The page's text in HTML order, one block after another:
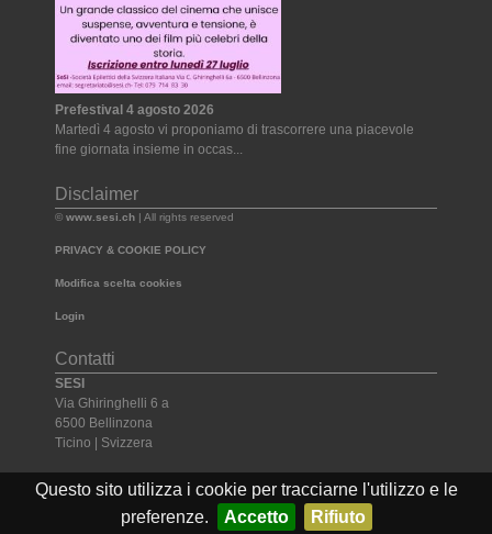
Questo sito utilizza i cookie per tracciarne l'utilizzo e le
preferenze.
Accetto Rifiuto
Prefestival 4 agosto 2026
Martedì 4 agosto vi proponiamo di trascorrere una piacevole
fine giornata insieme in occas...
Disclaimer
© www.sesi.ch | All rights reserved
PRIVACY & COOKIE POLICY
Modifica scelta cookies
Login
Contatti
SESI
Via Ghiringhelli 6 a
6500 Bellinzona
Ticino | Svizzera
Tel. +41 091 825 54 74
segretariato@sesi.ch